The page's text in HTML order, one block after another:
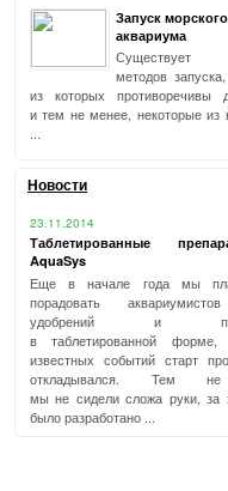
Запуск морского
аквариума
Существует
методов
из которых противоречивы
и тем не менее, некоторые из
...
Новости
23.11.2014
Таблетированные
AquaSys
Еще в начале года мы
порадовать
удобрений и
в таблетированной
известных событий старт
откладывался. Тем
мы не сидели сложа руки, за
было разработано ...